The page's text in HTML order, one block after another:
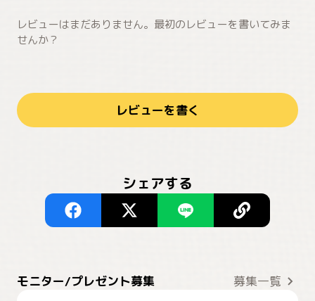
レビューはまだありません。最初のレビューを書いてみま
せんか？
レビューを書く
シェアする
モニター/プレゼント募集 募集一覧